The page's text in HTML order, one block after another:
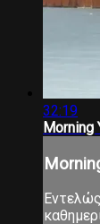
32:19
Morning